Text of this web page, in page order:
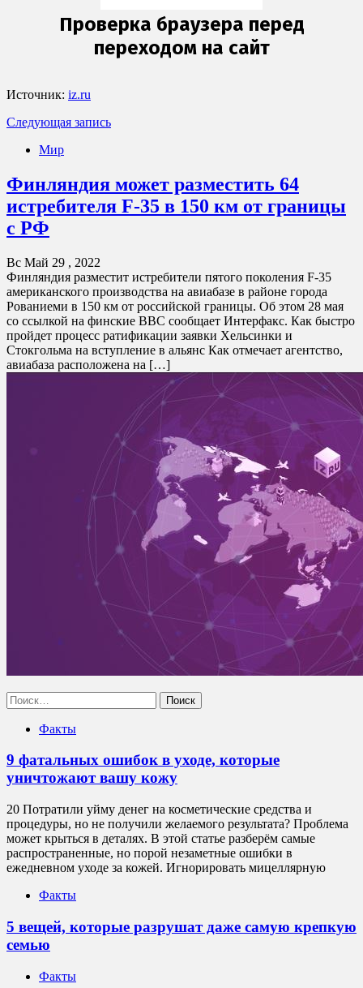
Источник: iz.ru
Следующая запись
Мир
Финляндия может разместить 64
истребителя F-35 в 150 км от границы
с РФ
Вс Май 29 , 2022
Финляндия разместит истребители пятого поколения F-35
американского производства на авиабазе в районе города
Рованиеми в 150 км от российской границы. Об этом 28 мая
со ссылкой на финские ВВС сообщает Интерфакс. Как быстро
пройдет процесс ратификации заявки Хельсинки и
Стокгольма на вступление в альянс Как отмечает агентство,
авиабаза расположена на […]
Найти:
Факты
9 фатальных ошибок в уходе, которые
уничтожают вашу кожу
20 Потратили уйму денег на косметические средства и
процедуры, но не получили желаемого результата? Проблема
может крыться в деталях. В этой статье разберём самые
распространенные, но порой незаметные ошибки в
ежедневном уходе за кожей. Игнорировать мицеллярную
Факты
5 вещей, которые разрушат даже самую крепкую
семью
Факты